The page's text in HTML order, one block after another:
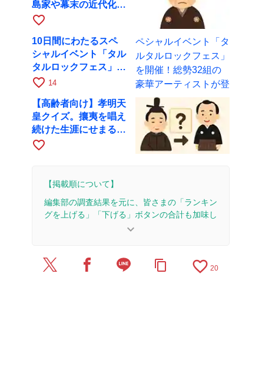
島家や幕末の近代化に
まつわる問題
favorite_border
10日間にわたるスペ
シャルイベント「タル
タルロックフェス」を
開催！総勢32組の豪
favorite_border 14
【高齢者向け】孝明天
皇クイズ。攘夷を唱え
続けた生涯にせまる問
題集
favorite_border
【掲載順について】
編集部の調査結果を元に、皆さまの「ランキン
グを上げる」「下げる」ボタンの合計も加味し
2024/11/19：記事を公開しました。
keyboard_arrow_down
content_copy favorite_border 20